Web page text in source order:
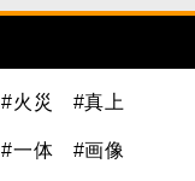
#火災 #真上
#一体 #画像